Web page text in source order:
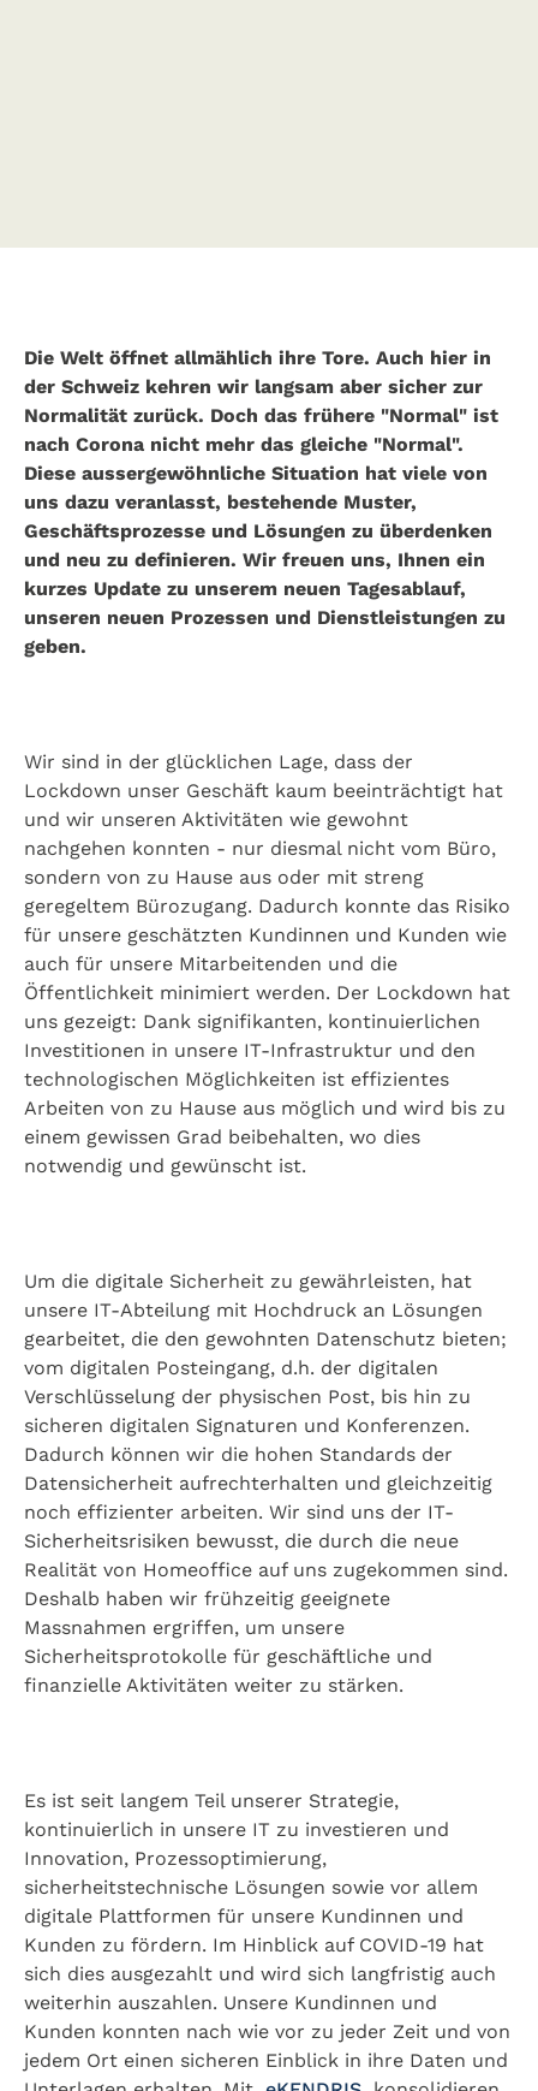
Die Welt öffnet allmählich ihre Tore. Auch hier in
der Schweiz kehren wir langsam aber sicher zur
Normalität zurück. Doch das frühere "Normal" ist
nach Corona nicht mehr das gleiche "Normal".
Diese aussergewöhnliche Situation hat viele von
uns dazu veranlasst, bestehende Muster,
Geschäftsprozesse und Lösungen zu überdenken
und neu zu definieren. Wir freuen uns, Ihnen ein
kurzes Update zu unserem neuen Tagesablauf,
unseren neuen Prozessen und Dienstleistungen zu
geben.
Wir sind in der glücklichen Lage, dass der
Lockdown unser Geschäft kaum beeinträchtigt hat
und wir unseren Aktivitäten wie gewohnt
nachgehen konnten - nur diesmal nicht vom Büro,
sondern von zu Hause aus oder mit streng
geregeltem Bürozugang. Dadurch konnte das Risiko
für unsere geschätzten Kundinnen und Kunden wie
auch für unsere Mitarbeitenden und die
Öffentlichkeit minimiert werden. Der Lockdown hat
uns gezeigt: Dank signifikanten, kontinuierlichen
Investitionen in unsere IT-Infrastruktur und den
technologischen Möglichkeiten ist effizientes
Arbeiten von zu Hause aus möglich und wird bis zu
einem gewissen Grad beibehalten, wo dies
notwendig und gewünscht ist.
Um die digitale Sicherheit zu gewährleisten, hat
unsere IT-Abteilung mit Hochdruck an Lösungen
gearbeitet, die den gewohnten Datenschutz bieten;
vom digitalen Posteingang, d.h. der digitalen
Verschlüsselung der physischen Post, bis hin zu
sicheren digitalen Signaturen und Konferenzen.
Dadurch können wir die hohen Standards der
Datensicherheit aufrechterhalten und gleichzeitig
noch effizienter arbeiten. Wir sind uns der IT-
Sicherheitsrisiken bewusst, die durch die neue
Realität von Homeoffice auf uns zugekommen sind.
Deshalb haben wir frühzeitig geeignete
Massnahmen ergriffen, um unsere
Sicherheitsprotokolle für geschäftliche und
finanzielle Aktivitäten weiter zu stärken.
Es ist seit langem Teil unserer Strategie,
kontinuierlich in unsere IT zu investieren und
Innovation, Prozessoptimierung,
sicherheitstechnische Lösungen sowie vor allem
digitale Plattformen für unsere Kundinnen und
Kunden zu fördern. Im Hinblick auf COVID-19 hat
sich dies ausgezahlt und wird sich langfristig auch
weiterhin auszahlen. Unsere Kundinnen und
Kunden konnten nach wie vor zu jeder Zeit und von
jedem Ort einen sicheren Einblick in ihre Daten und